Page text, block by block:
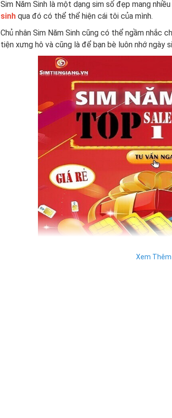
Sim Năm Sinh là một dạng sim số đẹp mang
sinh qua đó có thể thể hiện cái tôi của mình.
Chủ nhân Sim Năm Sinh cũng có thể ngầm nhắc
tiện xưng hô và cũng là để bạn bè luôn nhớ ngày
Xem Thêm